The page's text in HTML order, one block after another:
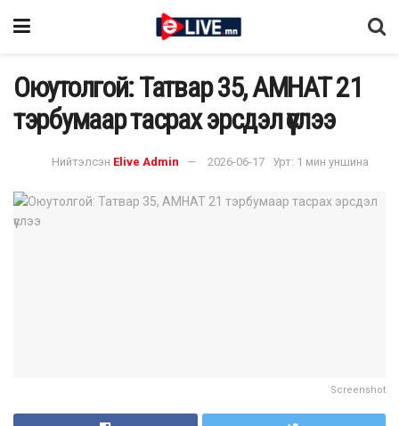
Оюутолгой: Татвар 35, АМНАТ 21
тэрбумаар тасрах эрсдэл үүслээ
Нийтэлсэн Elive Admin 2026-06-17 Урт: 1 мин уншина
Screenshot